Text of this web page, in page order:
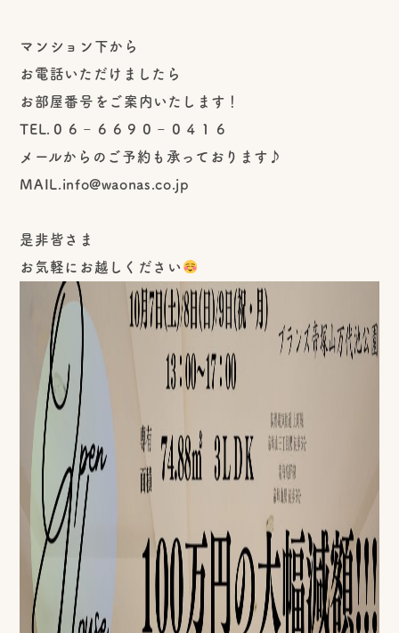
マンション下から
お電話いただけましたら
お部屋番号をご案内いたします！
TEL.０６‐６６９０‐０４１６
メールからのご予約も承っております♪
MAIL.info@waonas.co.jp
是非皆さま
お気軽にお越しください